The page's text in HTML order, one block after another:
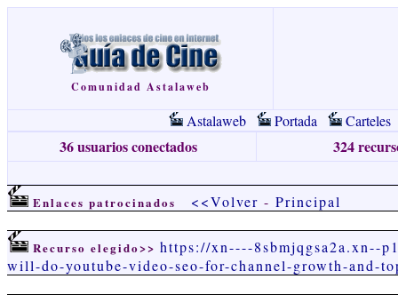
Comunidad Astalaweb
Astalaweb Portada Carteles
36 usuarios conectados 324
Enlaces patrocinados <<Volver - Principal
Recurso elegido>> https://xn----8sbmjqgsa2a.xn--
will-do-youtube-video-seo-for-channel-growth-and-